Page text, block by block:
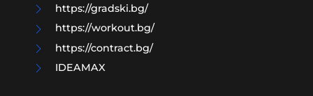
https://gradski.bg/
https://workout.bg/
https://contract.bg/
IDEAMAX